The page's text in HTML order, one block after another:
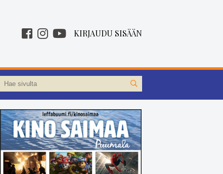
KIRJAUDU SISÄÄN